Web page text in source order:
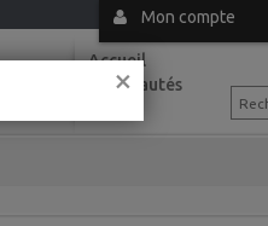
×
Mon compte
Accueil
Nouveautés